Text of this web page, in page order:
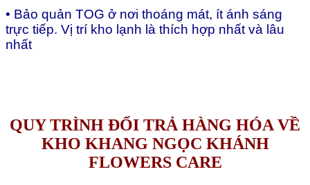
• Bảo quản TOG ở nơi thoáng mát, ít ánh sáng
trực tiếp. Vị trí kho lạnh là thích hợp nhất và lâu
nhất
QUY TRÌNH ĐỔI TRẢ HÀNG HÓA VỀ
KHO KHANG NGỌC KHÁNH
FLOWERS CARE